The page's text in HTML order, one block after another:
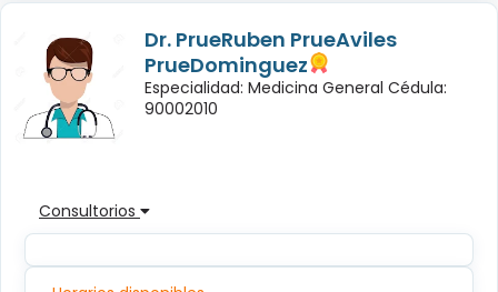
Dr. PrueRuben PrueAviles
PrueDominguez
Especialidad: Medicina General Cédula:
90002010
Consultorios